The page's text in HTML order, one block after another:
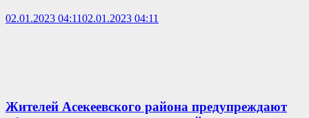
02.01.2023 04:1102.01.2023 04:11
Жителей Асекеевского района предупреждают